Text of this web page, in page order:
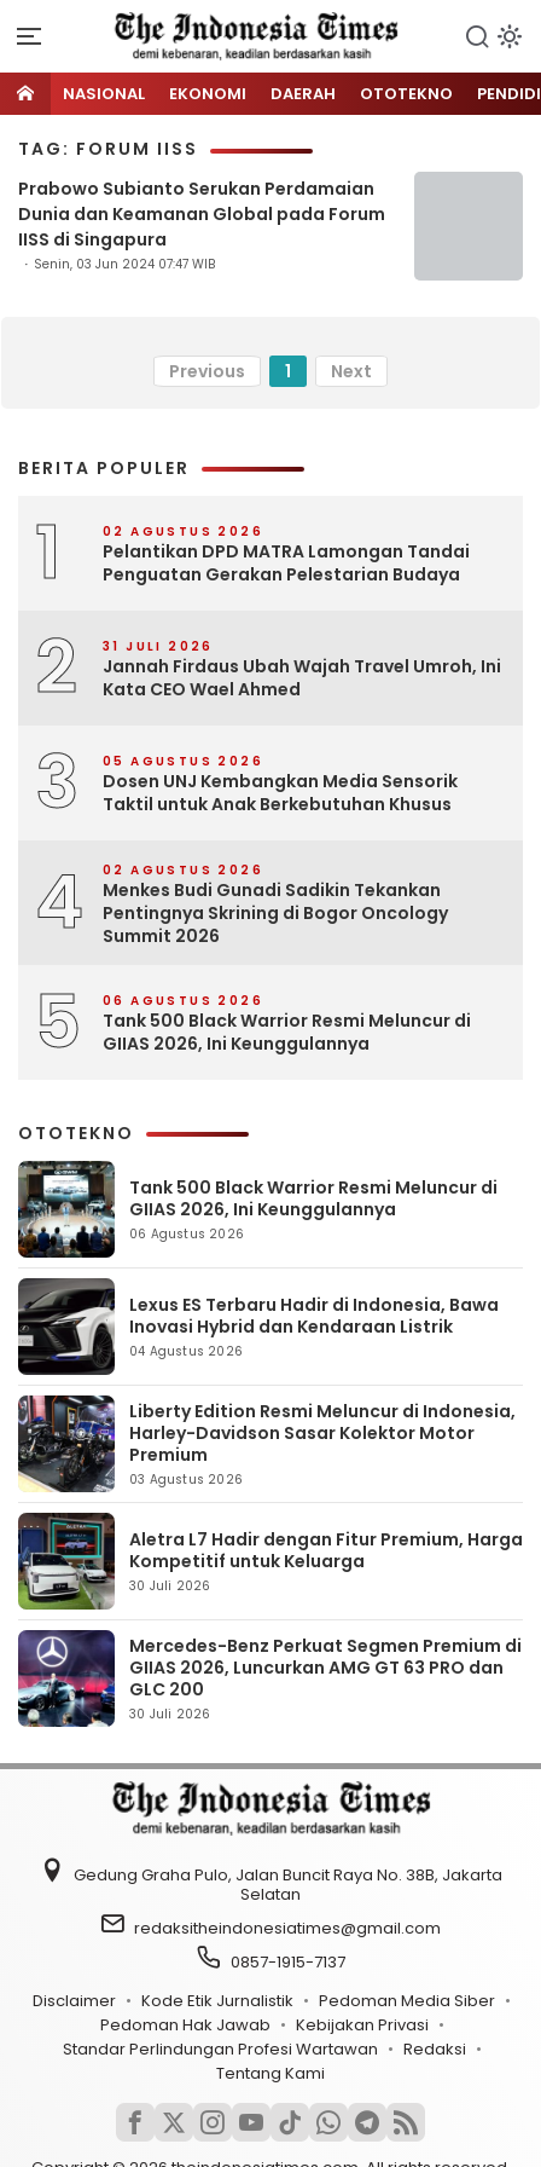
NASIONAL EKONOMI DAERAH OTOTEKNO
TAG: FORUM IISS
Prabowo Subianto Serukan Perdamaian
Dunia dan Keamanan Global pada Forum
IISS di Singapura
Senin, 03 Jun 2024 07:47 WIB
Previous 1 Next
BERITA POPULER
1 02 AGUSTUS 2026
Pelantikan DPD MATRA Lamongan Tandai
Penguatan Gerakan Pelestarian Budaya
2 31 JULI 2026
Jannah Firdaus Ubah Wajah Travel Umroh, Ini
Kata CEO Wael Ahmed
3 05 AGUSTUS 2026
Dosen UNJ Kembangkan Media Sensorik
Taktil untuk Anak Berkebutuhan Khusus
4 02 AGUSTUS 2026
Menkes Budi Gunadi Sadikin Tekankan
Pentingnya Skrining di Bogor Oncology
Summit 2026
5 06 AGUSTUS 2026
Tank 500 Black Warrior Resmi Meluncur di
GIIAS 2026, Ini Keunggulannya
OTOTEKNO
Tank 500 Black Warrior Resmi Meluncur di
GIIAS 2026, Ini Keunggulannya
06 Agustus 2026
Lexus ES Terbaru Hadir di Indonesia, Bawa
Inovasi Hybrid dan Kendaraan Listrik
04 Agustus 2026
Liberty Edition Resmi Meluncur di Indonesia,
Harley-Davidson Sasar Kolektor Motor
Premium
03 Agustus 2026
Aletra L7 Hadir dengan Fitur Premium, Harga
Kompetitif untuk Keluarga
30 Juli 2026
Mercedes-Benz Perkuat Segmen Premium di
GIIAS 2026, Luncurkan AMG GT 63 PRO dan
GLC 200
30 Juli 2026
Gedung Graha Pulo, Jalan Buncit Raya No. 38B, Jakarta
Selatan
redaksitheindonesiatimes@gmail.com
0857-1915-7137
Disclaimer
Kode Etik Jurnalistik
Pedoman Media Siber
Pedoman Hak Jawab
Kebijakan Privasi
Standar Perlindungan Profesi Wartawan
Redaksi
Tentang Kami